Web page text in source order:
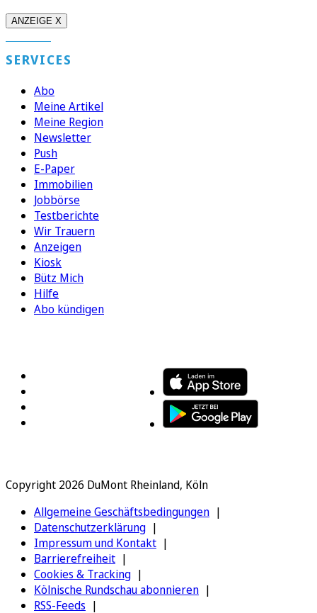
ANZEIGE X
SERVICES
Abo
Meine Artikel
Meine Region
Newsletter
Push
E-Paper
Immobilien
Jobbörse
Testberichte
Wir Trauern
Anzeigen
Kiosk
Bütz Mich
Hilfe
Abo kündigen
Copyright 2026 DuMont Rheinland, Köln
Allgemeine Geschäftsbedingungen
Datenschutzerklärung
Impressum und Kontakt
Barrierefreiheit
Cookies & Tracking
Kölnische Rundschau abonnieren
RSS-Feeds